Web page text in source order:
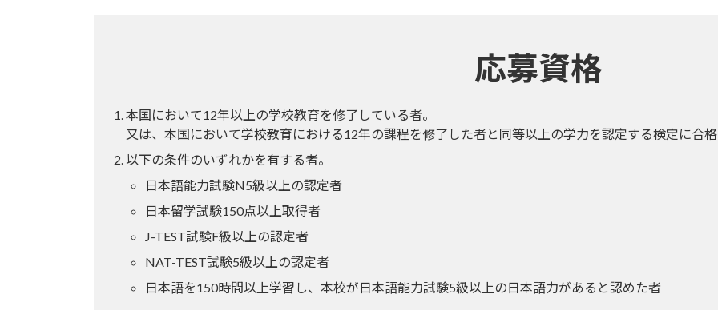
応募資格
本国において12年以上の学校教育を修了している者。
又は、本国において学校教育における12年の課程を修了した者と同等以上の学力を認定する検定に合格
以下の条件のいずれかを有する者。
日本語能力試験N5級以上の認定者
日本留学試験150点以上取得者
J-TEST試験F級以上の認定者
NAT-TEST試験5級以上の認定者
日本語を150時間以上学習し、本校が日本語能力試験5級以上の日本語力があると認めた者